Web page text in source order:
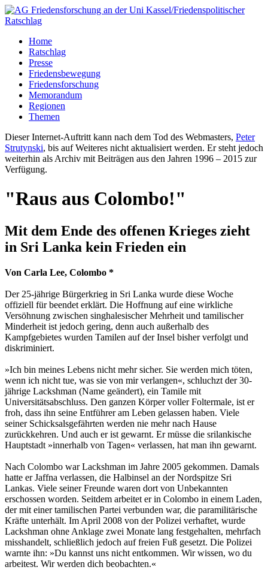
Home
Ratschlag
Presse
Friedensbewegung
Friedensforschung
Memorandum
Regionen
Themen
Dieser Internet-Auftritt kann nach dem Tod des Webmasters, Peter
Strutynski, bis auf Weiteres nicht aktualisiert werden. Er steht jedoch
weiterhin als Archiv mit Beiträgen aus den Jahren 1996 – 2015 zur
Verfügung.
"Raus aus Colombo!"
Mit dem Ende des offenen Krieges zieht
in Sri Lanka kein Frieden ein
Von Carla Lee, Colombo *
Der 25-jährige Bürgerkrieg in Sri Lanka wurde diese Woche
offiziell für beendet erklärt. Die Hoffnung auf eine wirkliche
Versöhnung zwischen singhalesischer Mehrheit und tamilischer
Minderheit ist jedoch gering, denn auch außerhalb des
Kampfgebietes wurden Tamilen auf der Insel bisher verfolgt und
diskriminiert.
»Ich bin meines Lebens nicht mehr sicher. Sie werden mich töten,
wenn ich nicht tue, was sie von mir verlangen«, schluchzt der 30-
jährige Lackshman (Name geändert), ein Tamile mit
Universitätsabschluss. Den ganzen Körper voller Foltermale, ist er
froh, dass ihn seine Entführer am Leben gelassen haben. Viele
seiner Schicksalsgefährten werden nie mehr nach Hause
zurückkehren. Und auch er ist gewarnt. Er müsse die srilankische
Hauptstadt »innerhalb von Tagen« verlassen, hat man ihn gewarnt.
Nach Colombo war Lackshman im Jahre 2005 gekommen. Damals
hatte er Jaffna verlassen, die Halbinsel an der Nordspitze Sri
Lankas. Viele seiner Freunde waren dort von Unbekannten
erschossen worden. Seitdem arbeitet er in Colombo in einem Laden,
der mit einer tamilischen Partei verbunden war, die paramilitärische
Kräfte unterhält. Im April 2008 von der Polizei verhaftet, wurde
Lackshman ohne Anklage zwei Monate lang festgehalten, mehrfach
misshandelt, schließlich jedoch auf freien Fuß gesetzt. Die Polizei
warnte ihn: »Du kannst uns nicht entkommen. Wir wissen, wo du
arbeitest. Wir werden dich beobachten.«